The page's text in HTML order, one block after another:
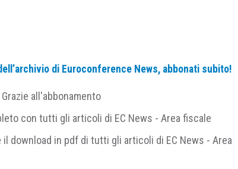
operata dal D.Lgs. n. 220/2023
, porta con sé, fra
degli atti del processo tributario, che di fatto impongono
, D.Lgs. n. 546/1992 , è previsto che nella
di Euroconference News, abbonati subito!
Grazie all'abbonamento
con tutti gli articoli di EC News - Area fiscale
download in pdf di tutti gli articoli di EC News - Area